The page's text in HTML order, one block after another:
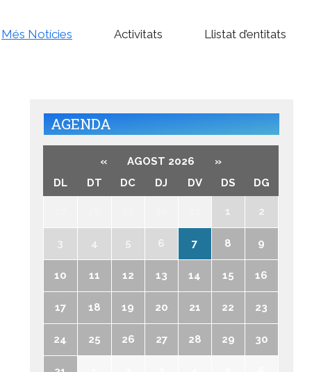
Més Notícies Activitats Llistat d’entitats
AGENDA
« AGOST 2026
»
DL
DT DC DJ DV DS DG
1 2
3 4 5 6 7 8 9
10 11 12 13 14 15 16
17 18 19 20 21 22 23
24 25 26 27 28 29 30